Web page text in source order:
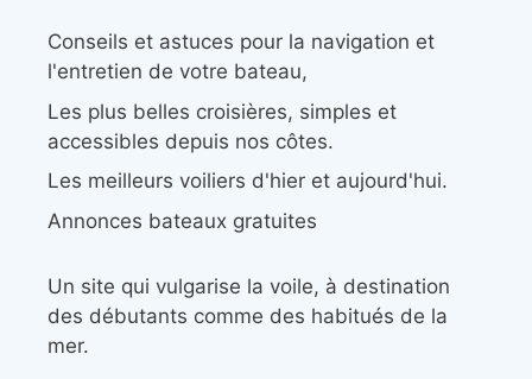
Conseils et astuces pour la navigation et
l'entretien de votre bateau,
Les plus belles croisières, simples et
accessibles depuis nos côtes.
Les meilleurs voiliers d'hier et aujourd'hui.
Annonces bateaux gratuites
Un site qui vulgarise la voile, à destination
des débutants comme des habitués de la
mer.